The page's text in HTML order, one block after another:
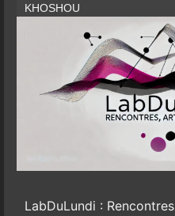
KHOSHOU
LabDuLundi :